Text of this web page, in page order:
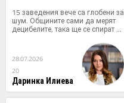
така ще се спират и
нощните гонки
15 заведения вече са глобени за
шум. Общините сами да мерят
децибелите, така ще се спират и
нощните гонки
28.07.2026
20
Даринка Илиева